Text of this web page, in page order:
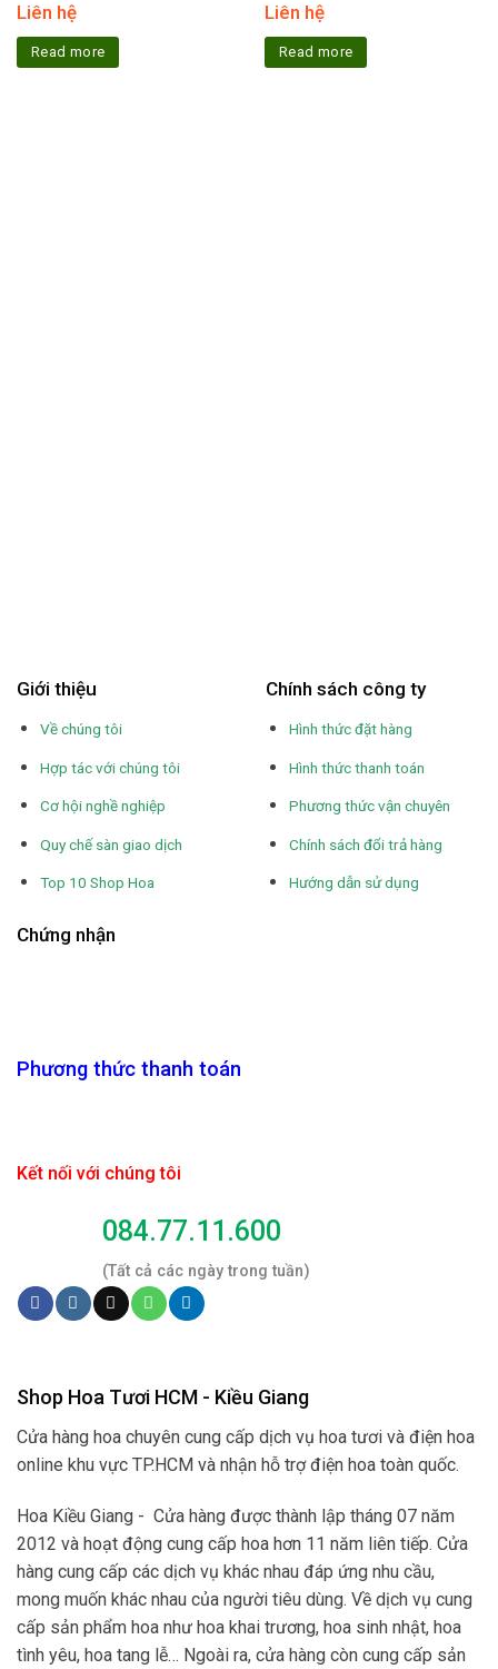
Liên hệ
Read more
Liên hệ
Read more
Giới thiệu
Về chúng tôi
Hợp tác với chúng tôi
Cơ hội nghề nghiệp
Quy chế sàn giao dịch
Top 10 Shop Hoa
Chứng nhận
Chính sách công ty
Hình thức đặt hàng
Hình thức thanh toán
Phương thức vận chuyên
Chính sách đổi trả hàng
Hướng dẫn sử dụng
Phương thức thanh toán
Kết nối với chúng tôi
084.77.11.600
(Tất cả các ngày trong tuần)
Shop Hoa Tươi HCM - Kiều Giang
Cửa hàng hoa chuyên cung cấp dịch vụ hoa tươi và điện hoa
online khu vực TP.HCM và nhận hỗ trợ điện hoa toàn quốc.
Hoa Kiều Giang - Cửa hàng được thành lập tháng 07 năm
2012 và hoạt động cung cấp hoa hơn 11 năm liên tiếp. Cửa
hàng cung cấp các dịch vụ khác nhau đáp ứng nhu cầu,
mong muốn khác nhau của người tiêu dùng. Về dịch vụ cung
cấp sản phẩm hoa như hoa khai trương, hoa sinh nhật, hoa
tình yêu, hoa tang lễ… Ngoài ra, cửa hàng còn cung cấp sản